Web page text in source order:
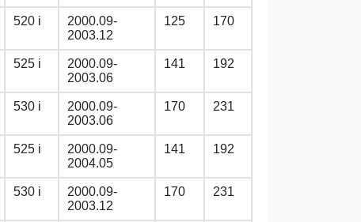
520 i
2000.09-
2003.12
125 170
525 i
2000.09-
2003.06
141 192
530 i
2000.09-
2003.06
170 231
525 i
2000.09-
2004.05
141 192
530 i
2000.09-
2003.12
170 231